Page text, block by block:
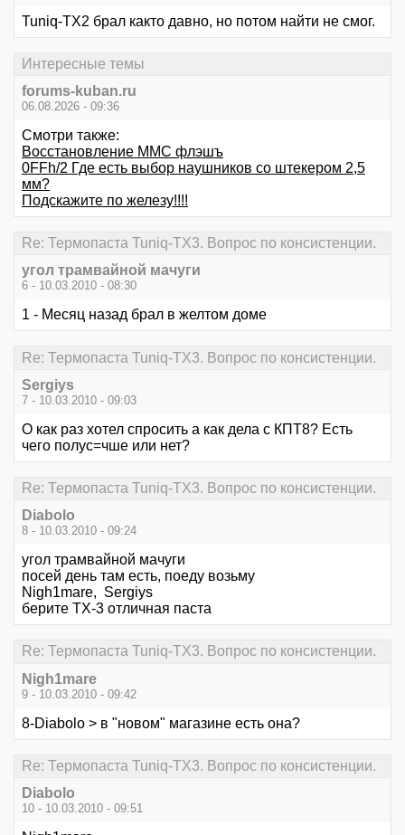
Tuniq-TX2 брал както давно, но потом найти не смог.
Интересные темы
forums-kuban.ru
06.08.2026 - 09:36
Смотри также:
Восстановление MMC флэшъ
0FFh/2 Где есть выбор наушников со штекером 2,5
мм?
Подскажите по железу!!!!
Re: Термопаста Tuniq-TX3. Вопрос по консистенции.
угол трамвайной мачуги
6 - 10.03.2010 - 08:30
1 - Месяц назад брал в желтом доме
Re: Термопаста Tuniq-TX3. Вопрос по консистенции.
Sergiys
7 - 10.03.2010 - 09:03
О как раз хотел спросить а как дела с КПТ8? Есть
чего полус=чше или нет?
Re: Термопаста Tuniq-TX3. Вопрос по консистенции.
Diabolo
8 - 10.03.2010 - 09:24
угол трамвайной мачуги
посей день там есть, поеду возьму
Nigh1mare, Sergiys
берите TX-3 отличная паста
Re: Термопаста Tuniq-TX3. Вопрос по консистенции.
Nigh1mare
9 - 10.03.2010 - 09:42
8-Diabolo > в "новом" магазине есть она?
Re: Термопаста Tuniq-TX3. Вопрос по консистенции.
Diabolo
10 - 10.03.2010 - 09:51